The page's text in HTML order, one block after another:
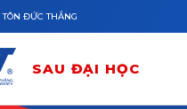
dungĐỨC THẮNG
SAU ĐẠI HỌC